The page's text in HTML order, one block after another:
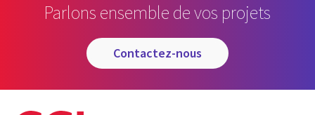
Parlons ensemble de vos projets
contactez-nous